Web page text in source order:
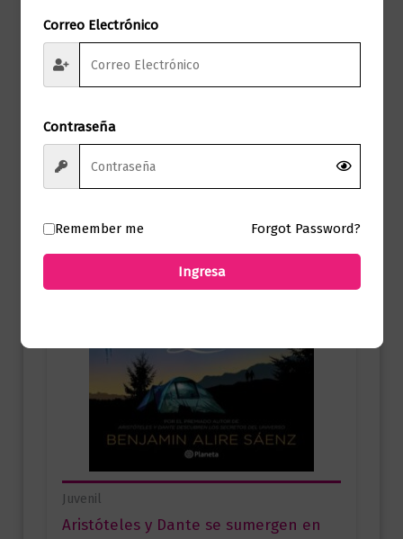
$72.000,00
Juvenil
Aristóteles y Dante se sumergen en
Correo Electrónico
Contraseña
Remember me Forgot Password?
Ingresa